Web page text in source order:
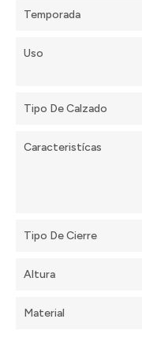
Temporada
Uso
Tipo De Calzado
Caracteristícas
Tipo De Cierre
Altura
Material